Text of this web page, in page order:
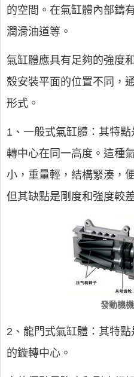
的空間。在氣缸體內部鑄
潤滑油道等。
氣缸體應具有足夠的強度
殼安裝平面的位置不同，
形式。
1、一般式氣缸體：其特
轉中心在同一高度。這種
小，重量輕，結構緊湊，
但其缺點是剛度和強度較
發動機
2、龍門式氣缸體：其特
的鏇轉中心。